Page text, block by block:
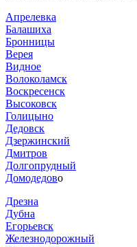
Апрелевка
Балашиха
Бронницы
Верея
Видное
Волоколамск
Воскресенск
Высоковск
Голицыно
Дедовск
Дзержинский
Дмитров
Долгопрудный
Домодедово
Дрезна
Дубна
Егорьевск
Железнодорожный